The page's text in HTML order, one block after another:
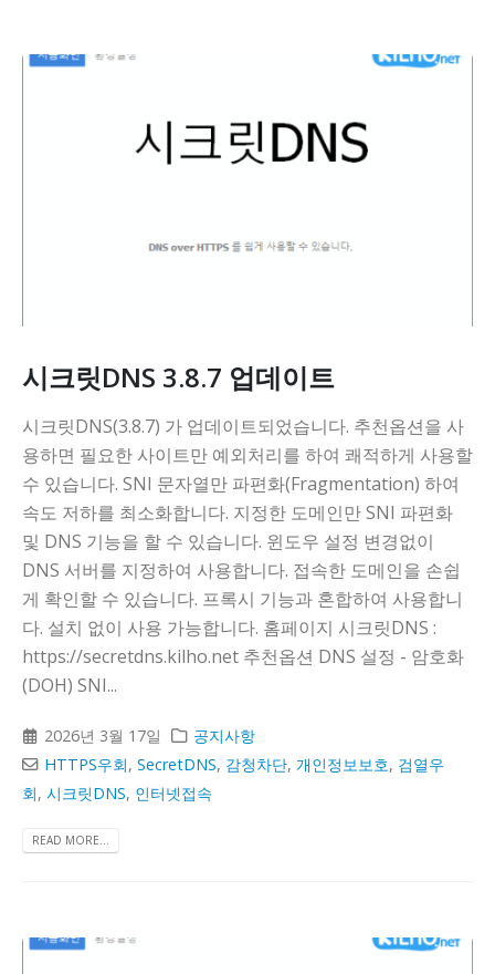
시크릿DNS 3.8.7 업데이트
시크릿DNS(3.8.7) 가 업데이트되었습니다. 추천옵션을 사
용하면 필요한 사이트만 예외처리를 하여 쾌적하게 사용할
수 있습니다. SNI 문자열만 파편화(Fragmentation) 하여
속도 저하를 최소화합니다. 지정한 도메인만 SNI 파편화
및 DNS 기능을 할 수 있습니다. 윈도우 설정 변경없이
DNS 서버를 지정하여 사용합니다. 접속한 도메인을 손쉽
게 확인할 수 있습니다. 프록시 기능과 혼합하여 사용합니
다. 설치 없이 사용 가능합니다. 홈페이지 시크릿DNS :
https://secretdns.kilho.net 추천옵션 DNS 설정 - 암호화
(DOH) SNI...
2026년 3월 17일
공지사항
HTTPS우회,SecretDNS, 감청차단, 개인정보보호, 검열우
회, 시크릿DNS, 인터넷접속
READ MORE...